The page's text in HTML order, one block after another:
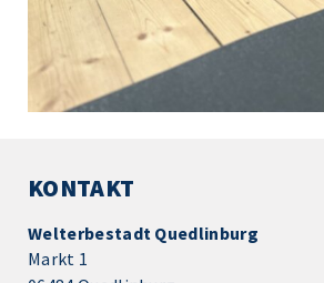
KONTAKT
Welterbestadt Quedlinburg
Markt 1